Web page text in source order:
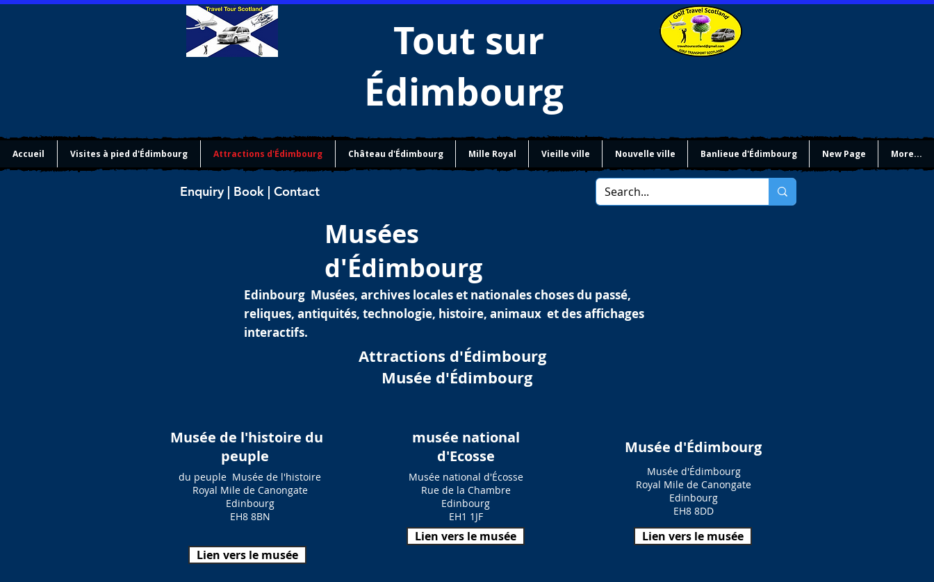
Tout sur
Édimbourg
Accueil Visites à pied d'Édimbourg Attractions d'Édimbourg Château d'Édimbourg Mille Royal Vieille ville Nouvelle ville Banlieue d'Édimbourg New Page More...
Enquiry | Book | Contact
Musées
d'Édimbourg
Edinbourg Musées, archives locales et nationales choses du passé,
reliques, antiquités, technologie, histoire, animaux et des affichages
interactifs.
Attractions d'Édimbourg
Musée d'Édimbourg
Musée de l'histoire du
peuple
du peuple Musée de l'histoire
Royal Mile de Canongate
Edinbourg
EH8 8BN
Lien vers le musée
musée national
d'Ecosse
Musée national d'Écosse
Rue de la Chambre
Edinbourg
EH1 1JF
Lien vers le musée
Musée d'Édimbourg
Musée d'Édimbourg
Royal Mile de Canongate
Edinbourg
EH8 8DD
Lien vers le musée